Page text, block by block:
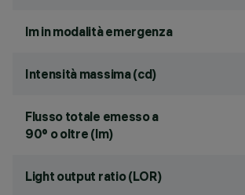
lm in modalità emergenza
Intensità massima (cd)
Flusso totale emesso a
90° o oltre (lm)
Light output ratio (LOR)